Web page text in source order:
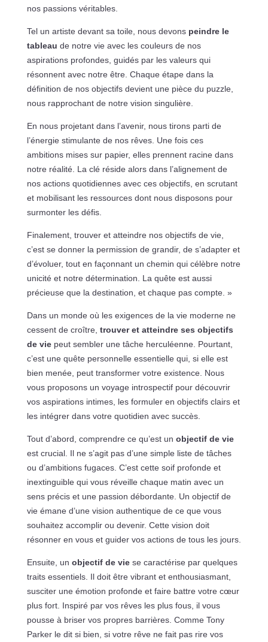
nos passions véritables.
Tel un artiste devant sa toile, nous devons peindre le
tableau de notre vie avec les couleurs de nos
aspirations profondes, guidés par les valeurs qui
résonnent avec notre être. Chaque étape dans la
définition de nos objectifs devient une pièce du puzzle,
nous rapprochant de notre vision singulière.
En nous projetant dans l’avenir, nous tirons parti de
l’énergie stimulante de nos rêves. Une fois ces
ambitions mises sur papier, elles prennent racine dans
notre réalité. La clé réside alors dans l’alignement de
nos actions quotidiennes avec ces objectifs, en scrutant
et mobilisant les ressources dont nous disposons pour
surmonter les défis.
Finalement, trouver et atteindre nos objectifs de vie,
c’est se donner la permission de grandir, de s’adapter et
d’évoluer, tout en façonnant un chemin qui célèbre notre
unicité et notre détermination. La quête est aussi
précieuse que la destination, et chaque pas compte. »
Dans un monde où les exigences de la vie moderne ne
cessent de croître, trouver et atteindre ses objectifs
de viepeut sembler une tâche herculéenne. Pourtant,
c’est une quête personnelle essentielle qui, si elle est
bien menée, peut transformer votre existence. Nous
vous proposons un voyage introspectif pour découvrir
vos aspirations intimes, les formuler en objectifs clairs et
les intégrer dans votre quotidien avec succès.
Tout d’abord, comprendre ce qu’est un objectif de vie
est crucial. Il ne s’agit pas d’une simple liste de tâches
ou d’ambitions fugaces. C’est cette soif profonde et
inextinguible qui vous réveille chaque matin avec un
sens précis et une passion débordante. Un objectif de
vie émane d’une vision authentique de ce que vous
souhaitez accomplir ou devenir. Cette vision doit
résonner en vous et guider vos actions de tous les jours.
Ensuite, un objectif de viese caractérise par quelques
traits essentiels. Il doit être vibrant et enthousiasmant,
susciter une émotion profonde et faire battre votre cœur
plus fort. Inspiré par vos rêves les plus fous, il vous
pousse à briser vos propres barrières. Comme Tony
Parker le dit si bien, si votre rêve ne fait pas rire vos